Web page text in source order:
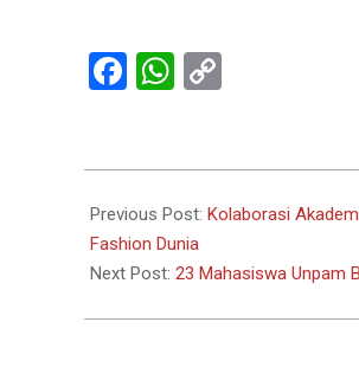
Facebook
WhatsApp
05-
29
Previous Post: Kolaborasi
Fashion Dunia
Next Post: 23 Mahasiswa Unpam